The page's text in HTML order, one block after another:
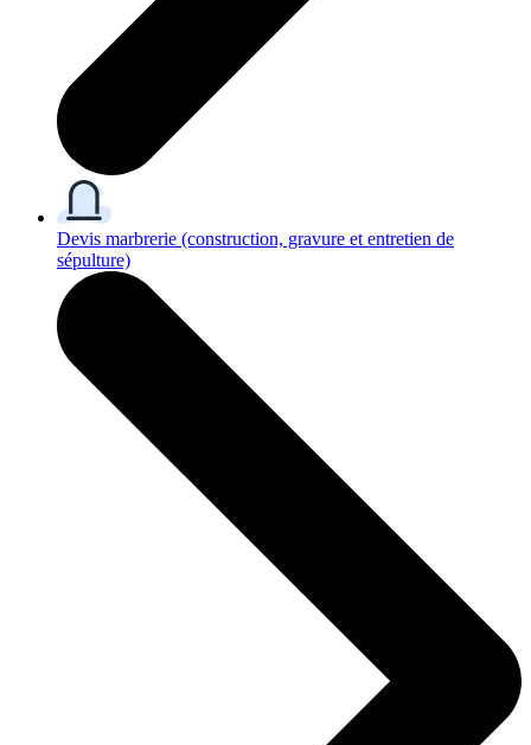
Devis marbrerie (construction, gravure et entretien de
sépulture)